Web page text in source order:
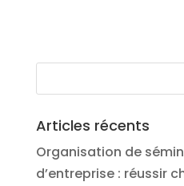
Articles récents
Organisation de
d’entreprise : réussir